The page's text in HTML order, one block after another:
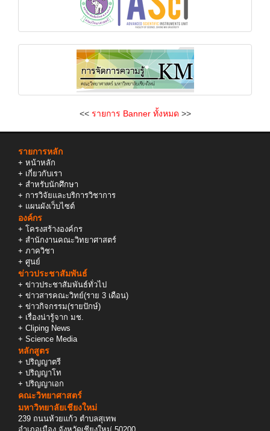
<< รายการ Banner ทั้งหมด >>
รายการหลัก
+ หน้าหลัก
+ เกี่ยวกับเรา
+ สำหรับนักศึกษา
+ การวิจัยและบริการวิชาการ
+ แผนผังเว็บไซต์
องค์กร
+ โครงสร้างองค์กร
+ สำนักงานคณะวิทยาศาสตร์
+ ภาควิชา
+ ศูนย์
ข่าวประชาสัมพันธ์
+ ข่าวประชาสัมพันธ์ทั่วไป
+ ข่าวสารคณะวิทย์(ราย 3 เดือน)
+ ข่าวกิจกรรม(รายปักษ์)
+ เรื่องน่ารู้จาก มช.
+ Cliping News
+ Science Media
หลักสูตร
+ ปริญญาตรี
+ ปริญญาโท
+ ปริญญาเอก
คณะวิทยาศาสตร์
มหาวิทยาลัยเชียงใหม่
239 ถนนห้วยแก้ว ตำบลสุเทพ